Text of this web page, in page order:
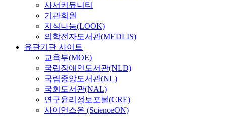
사서커뮤니티
기관회원
지식나눔(LOOK)
의학전자도서관(MEDLIS)
유관기관 사이트
교육부(MOE)
국립장애인도서관(NLD)
국립중앙도서관(NL)
국회도서관(NAL)
연구윤리정보포털(CRE)
사이언스온 (ScienceON)